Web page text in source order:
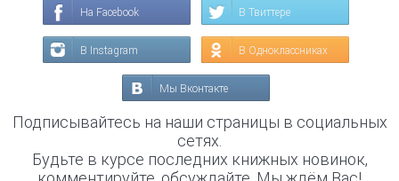
На Facebook В Твиттере
В Instagram В Одноклассниках
Мы Вконтакте
Подписывайтесь на наши страницы в социальных
сетях.
Будьте в курсе последних книжных новинок,